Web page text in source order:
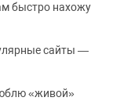
быстро нахожу
сайты —
«живой»